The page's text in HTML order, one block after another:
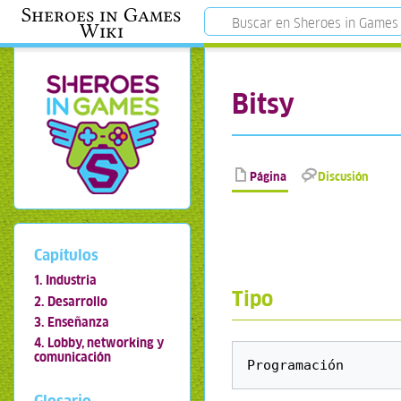
Sheroes in Games
Wiki
Bitsy
Página Discusión
Tipo
Capítulos
1. Industria
2. Desarrollo
3. Enseñanza
4. Lobby, networking y
comunicación